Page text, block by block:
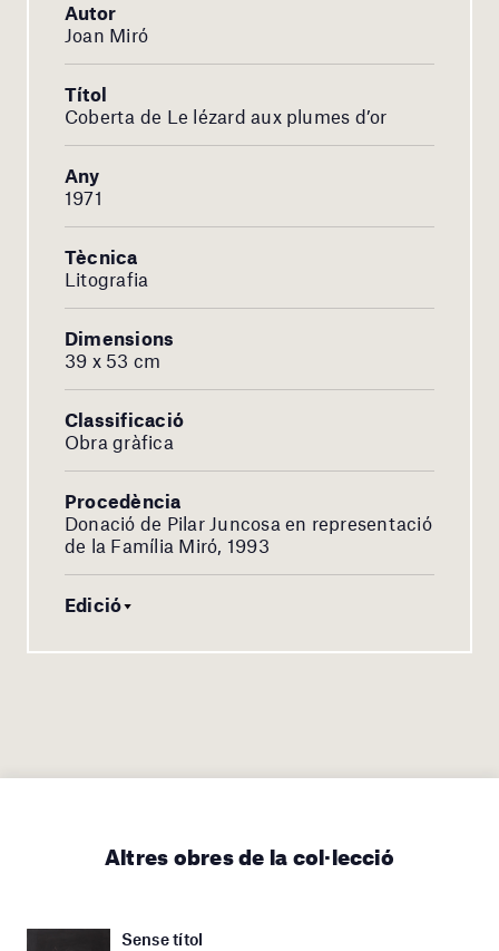
Autor
Joan Miró
Títol
Coberta de Le lézard aux plumes d’or
Any
1971
Tècnica
Litografia
Dimensions
39 x 53 cm
Classificació
Obra gràfica
Procedència
Donació de Pilar Juncosa en representació
de la Família Miró, 1993
Edició
Altres obres de la col·lecció
Sense títol